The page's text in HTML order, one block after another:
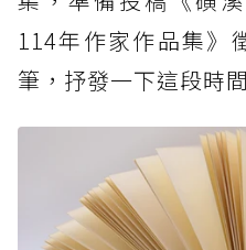
114年作家作品集》
筆，抒發一下這段時